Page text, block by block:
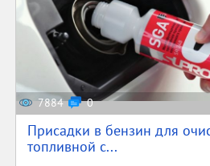
7884 0
Присадки в бензин для
топливной с...